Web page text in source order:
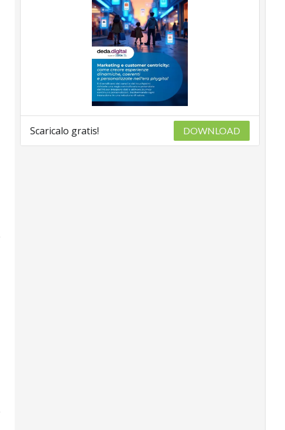
Scaricalo gratis! DOWNLOAD